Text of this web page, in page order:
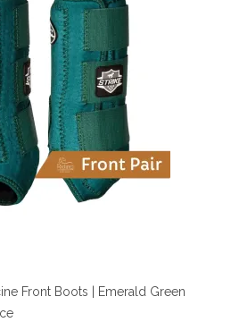
Front Boots | Emerald Green